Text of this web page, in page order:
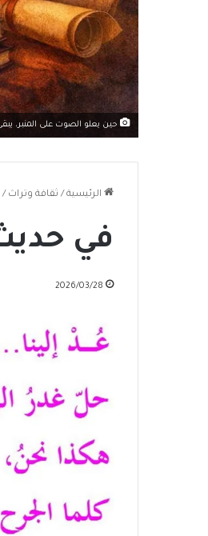
حين يعلو الصوت على المنبر،
الرئيسية / ثقافة وتراث /
في حديث
2026/03/28